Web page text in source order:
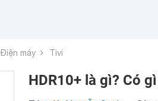
Điện máy Tivi
HDR10+ là gì? Có